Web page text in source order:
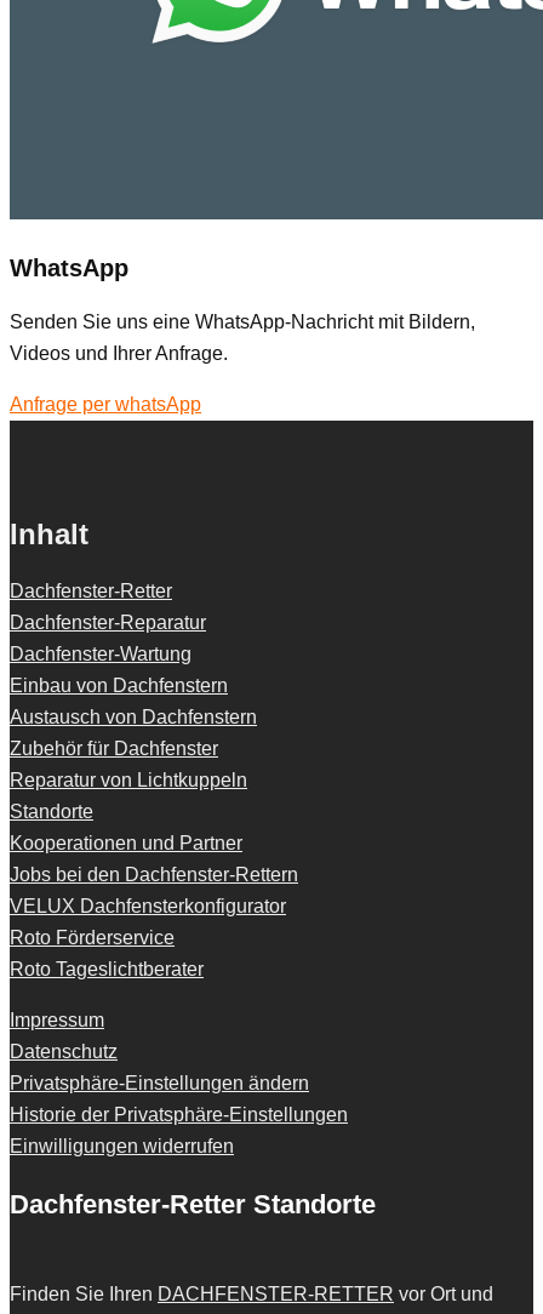
WhatsApp
Senden Sie uns eine WhatsApp-Nachricht mit Bildern,
Videos und Ihrer Anfrage.
Anfrage per whatsApp
Inhalt
Dachfenster-Retter
Dachfenster-Reparatur
Dachfenster-Wartung
Einbau von Dachfenstern
Austausch von Dachfenstern
Zubehör für Dachfenster
Reparatur von Lichtkuppeln
Standorte
Kooperationen und Partner
Jobs bei den Dachfenster-Rettern
VELUX Dachfensterkonfigurator
Roto Förderservice
Roto Tageslichtberater
Impressum
Datenschutz
Privatsphäre-Einstellungen ändern
Historie der Privatsphäre-Einstellungen
Einwilligungen widerrufen
Dachfenster-Retter Standorte
Finden Sie Ihren DACHFENSTER-RETTER vor Ort und